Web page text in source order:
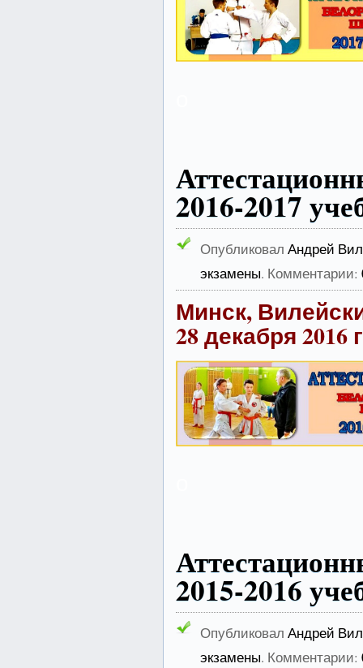
2016-2017
Опубликовал Андрей
экзамены. Комментарии:
Минск,
28 декабря 2016
2015-2016
Опубликовал Андрей
экзамены. Комментарии: